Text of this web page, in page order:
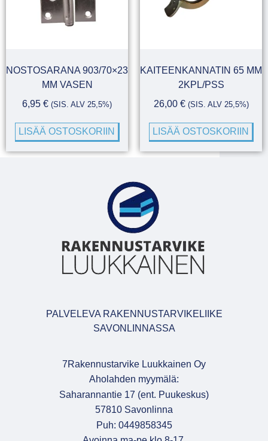
NOSTOSARANA 903/70×23
MM VASEN
6,95 € (SIS. ALV 25,5%)
LISÄÄ OSTOSKORIIN
KAITEENKANNATIN 65 MM
2KPL/PSS
26,00 € (SIS. ALV 25,5%)
LISÄÄ OSTOSKORIIN
PALVELEVA RAKENNUSTARVIKELIIKE
SAVONLINNASSA
7Rakennustarvike Luukkainen Oy
Aholahden myymälä:
Saharannantie 17 (ent. Puukeskus)
57810 Savonlinna
Puh: 0449858345